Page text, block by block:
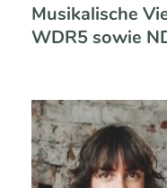
Musikalische
WDR5 sowie